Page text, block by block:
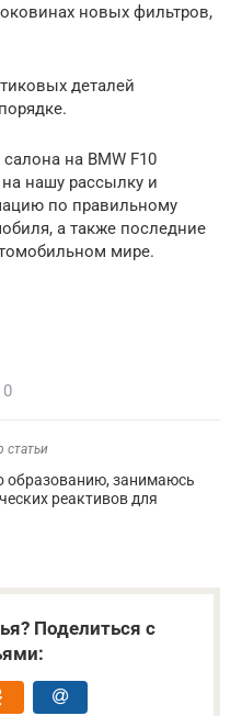
новых фильтров,
деталей
на BMW F10
нашу рассылку и
по правильному
а также последние
мире.
статьи
образованию, занимаюсь
реактивов для
Поделиться с